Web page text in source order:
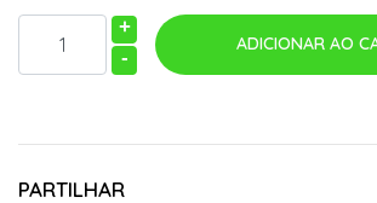
+
-
PARTILHAR